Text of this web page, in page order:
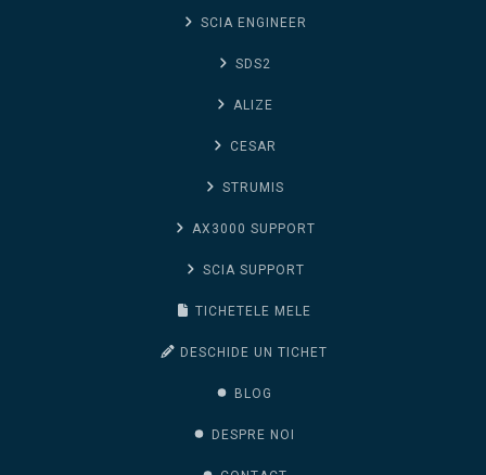
SCIA ENGINEER
SDS2
ALIZE
CESAR
STRUMIS
AX3000 SUPPORT
SCIA SUPPORT
TICHETELE MELE
DESCHIDE UN TICHET
BLOG
DESPRE NOI